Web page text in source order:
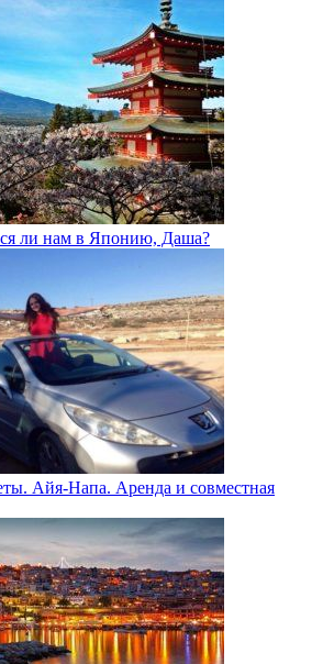
ли нам в Японию, Даша?
Айя-Напа. Аренда и совместная